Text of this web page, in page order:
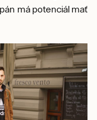
má potenciál mať